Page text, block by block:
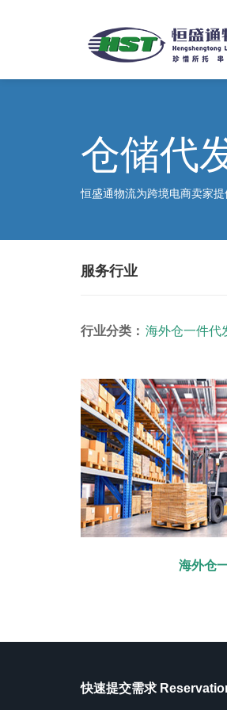
仓储代
恒盛通物流为跨境电商卖家
服务行业
行业分类： 海外仓一件代
海外仓
快速提交需求